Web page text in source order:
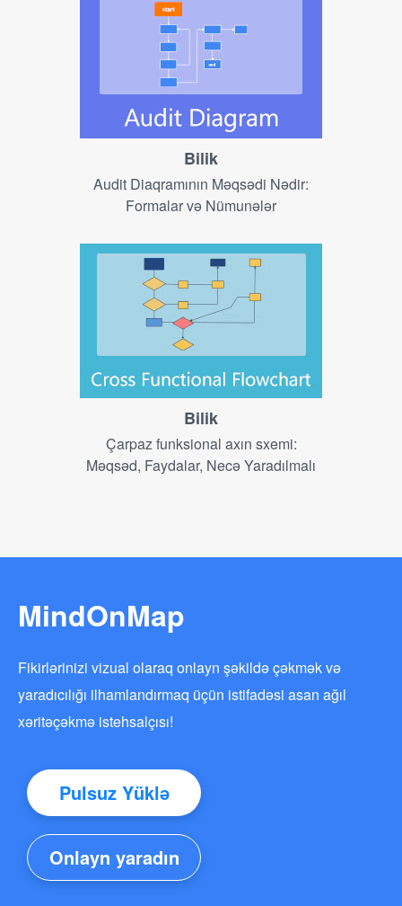
Bilik
Audit Diaqramının Məqsədi Nədir:
Formalar və Nümunələr
Bilik
Çarpaz funksional axın sxemi:
Məqsəd, Faydalar, Necə Yaradılmalı
MindOnMap
Fikirlərinizi vizual olaraq onlayn şəkildə çəkmək və
yaradıcılığı ilhamlandırmaq üçün istifadəsi asan ağıl
xəritəçəkmə istehsalçısı!
Pulsuz Yüklə
Onlayn yaradın